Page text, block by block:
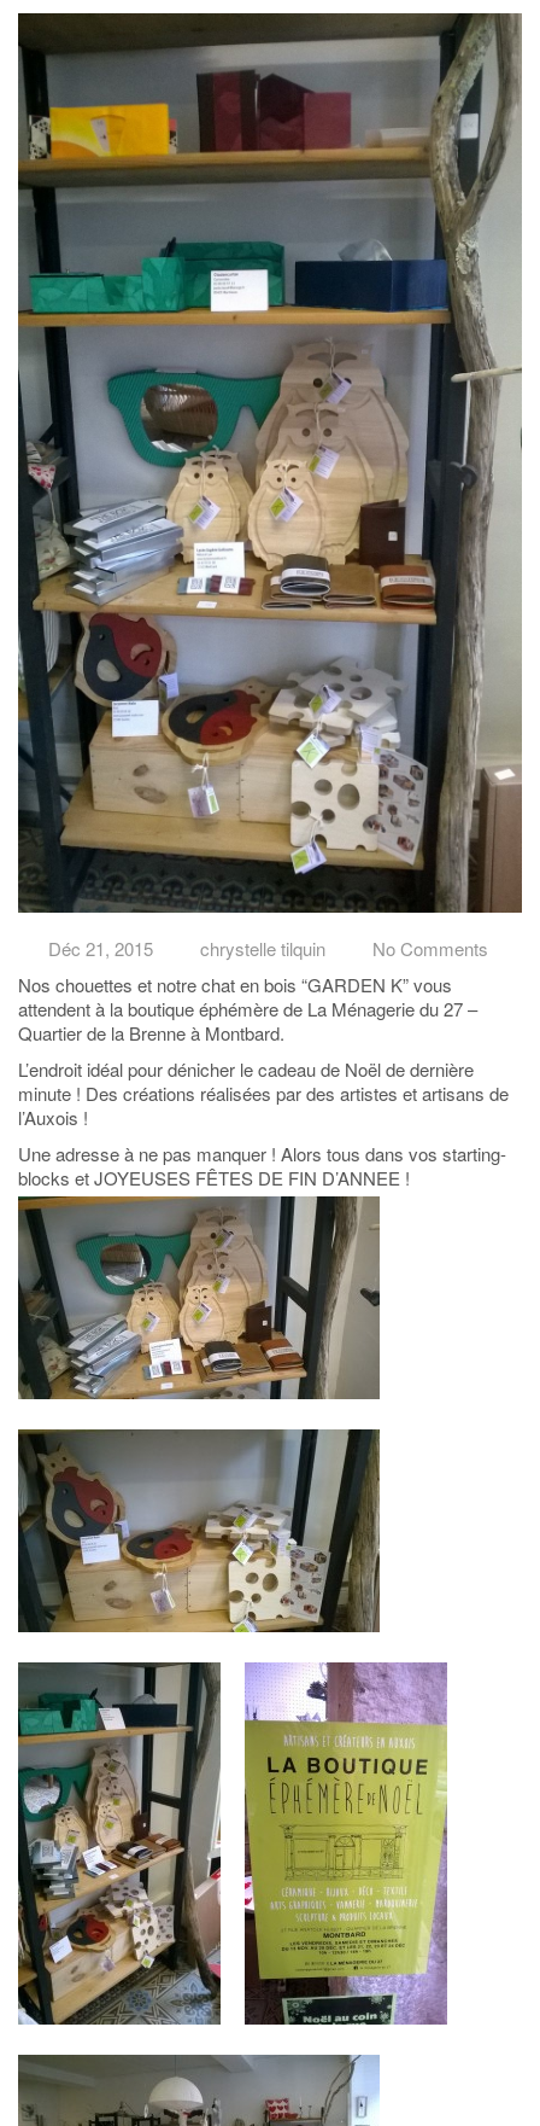
Déc 21, 2015 chrystelle tilquin
No Comments
Nos chouettes et notre chat en bois “GARDEN K” vous
attendent à la boutique éphémère de La Ménagerie du 27 –
Quartier de la Brenne à Montbard.
L’endroit idéal pour dénicher le cadeau de Noël de dernière
minute ! Des créations réalisées par des artistes et artisans de
l’Auxois !
Une adresse à ne pas manquer ! Alors tous dans vos starting-
blocks et JOYEUSES FÊTES DE FIN D’ANNEE !